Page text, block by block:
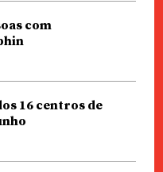
com
16 centros de